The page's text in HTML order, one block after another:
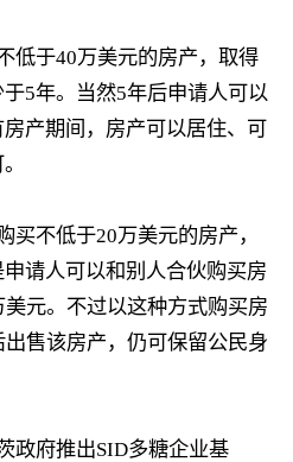
于40万美元的房产，取得
5年。当然5年后申请人可以
产期间，房产可以居住、可
不低于20万美元的房产，
请人可以和别人合伙购买房
元。不过以这种方式购买房
售该房产，仍可保留公民身
府推出SID多糖企业基